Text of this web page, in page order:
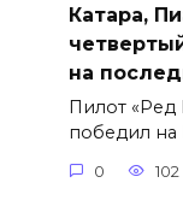
Катара,
на
Пилот «Ред
победил на
0 102